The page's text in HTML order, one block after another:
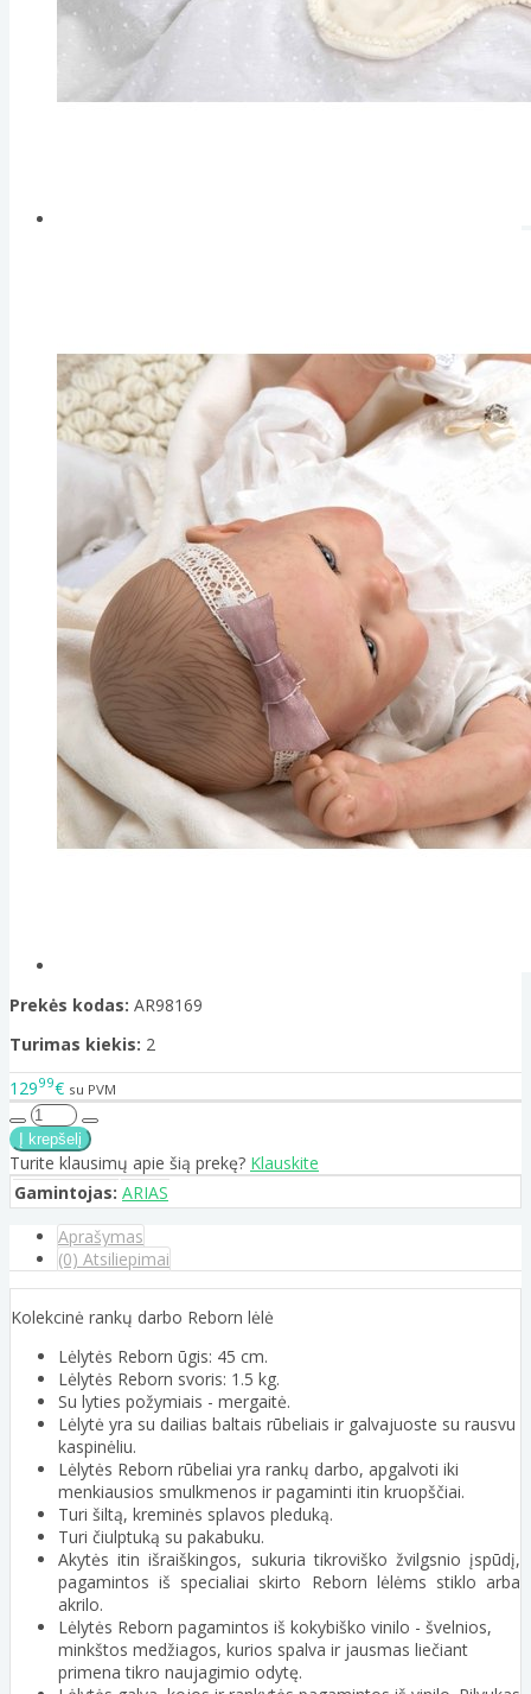
Prekės kodas: AR98169
Turimas kiekis: 2
12999€ su PVM
Turite klausimų apie šią prekę? Klauskite
Gamintojas: ARIAS
Aprašymas
(0) Atsiliepimai
Kolekcinė rankų darbo Reborn lėlė
Lėlytės Reborn ūgis: 45 cm.
Lėlytės Reborn svoris: 1.5 kg.
Su lyties požymiais - mergaitė.
Lėlytė yra su dailias baltais rūbeliais ir galvajuoste su rausvu
kaspinėliu.
Lėlytės Reborn rūbeliai yra rankų darbo, apgalvoti iki
menkiausios smulkmenos ir pagaminti itin kruopščiai.
Turi šiltą, kreminės splavos pleduką.
Turi čiulptuką su pakabuku.
Akytės itin išraiškingos, sukuria tikroviško žvilgsnio įspūdį,
pagamintos iš specialiai skirto Reborn lėlėms stiklo arba
akrilo.
Lėlytės Reborn pagamintos iš kokybiško vinilo - švelnios,
minkštos medžiagos, kurios spalva ir jausmas liečiant
primena tikro naujagimio odytę.